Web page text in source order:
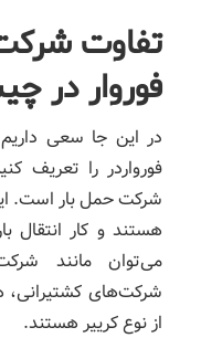
تفاوت
فوروار در
در این جا سعی
فورواردر را تعریف
شرکت حمل بار است.
هستند و کار انتقال
می‌توان مانند
شرکت‌های کشتیرانی،
از نوع کرییر هستند.